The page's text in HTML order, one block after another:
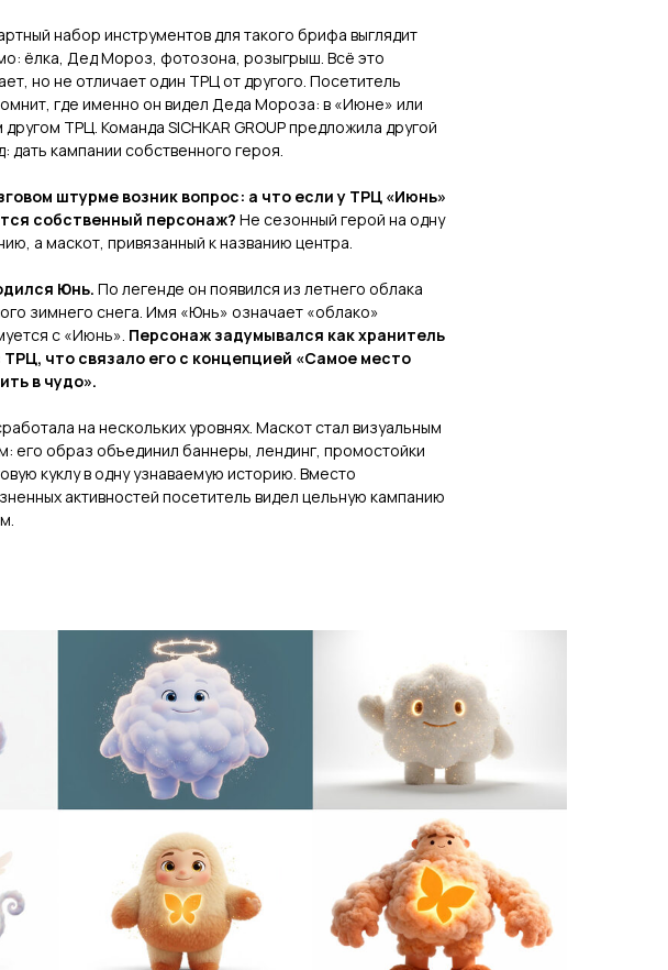
набор инструментов для такого брифа выглядит
ёлка, Дед Мороз, фотозона, розыгрыш. Всё это
но не отличает один ТРЦ от другого. Посетитель
где именно он видел Деда Мороза: в «Июне» или
ТРЦ. Команда SICHKAR GROUP предложила другой
дать кампании собственного героя.
штурме возник вопрос: а что если у ТРЦ «Июнь»
собственный персонаж? Не сезонный герой на одну
а маскот, привязанный к названию центра.
Юнь. По легенде он появился из летнего облака
зимнего снега. Имя «Юнь» означает «облако»
с «Июнь». Персонаж задумывался как хранитель
ТРЦ, что связало его с концепцией «Самое место
в чудо».
на нескольких уровнях. Маскот стал визуальным
его образ объединил баннеры, лендинг, промостойки
куклу в одну узнаваемую историю. Вместо
активностей посетитель видел цельную кампанию